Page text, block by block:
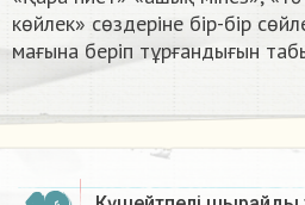
көйлек» сөздеріне бір-бір
мағына беріп тұрғандығын